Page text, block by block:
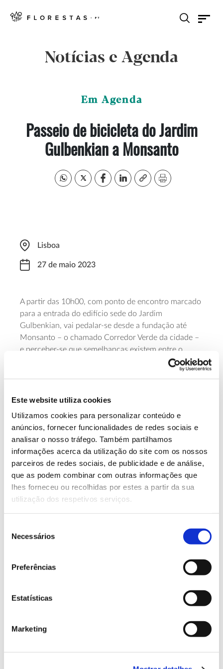
Este website utiliza cookies
Utilizamos cookies para personalizar conteúdo e
anúncios, fornecer funcionalidades de redes sociais e
analisar o nosso tráfego. Também partilhamos
informações acerca da utilização do site com os nossos
parceiros de redes sociais, de publicidade e de análise,
que as podem combinar com outras informações que
lhes forneceu ou recolhidas por estes a partir da sua
utilização dos respetivos serviços.
Necessários
Preferências
Estatísticas
Marketing
Notícias e Agenda
Em Agenda
Passeio de bicicleta do Jardim
Gulbenkian a Monsanto
Lisboa
27 de maio 2023
A partir das 10h00, com ponto de encontro marcado
para a entrada do edifício sede do Jardim
Gulbenkian, vai pedalar-se desde a fundação até
Monsanto – o chamado Corredor Verde da cidade –
e perceber-se que semelhanças existem entre o
Jardim Gulbenkian e a paisagem portuguesa, bem
como entender o que é a estrutura ecológica da
Festival Jardins Abertos, A participação é gratuita,
sua bicicleta, além de água e uma refeição ligeira.
Saiba mais sobre este passeio.
13.07.2026
Genoma do priolo e de outras espécies em risco:
conhecer para conservar
02.07.2026
Registar galhas de Trichi em acácia-das-espigas:
cidadãos chamados a ajudar